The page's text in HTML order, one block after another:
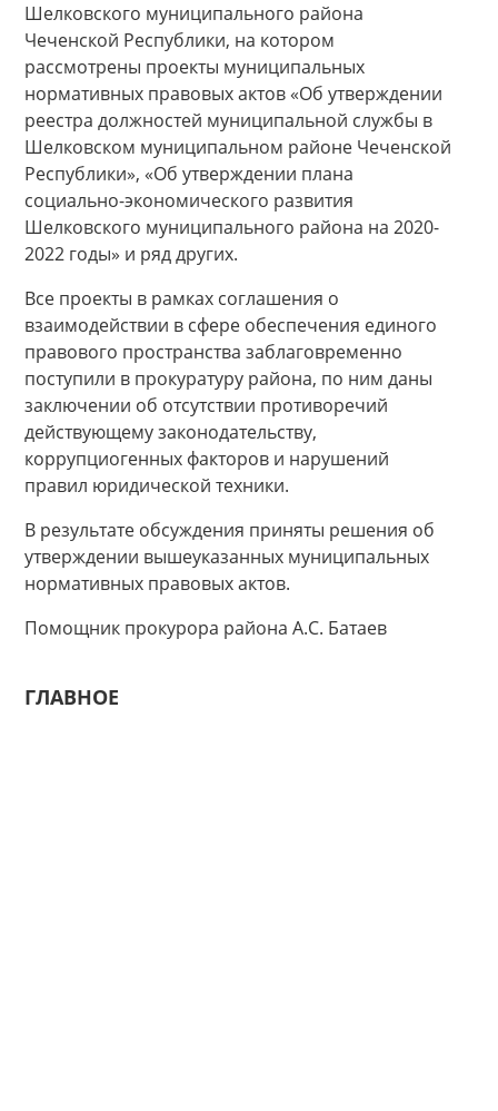
Шелковского муниципального района
Чеченской Республики, на котором
рассмотрены проекты муниципальных
нормативных правовых актов «Об утверждении
реестра должностей муниципальной службы в
Шелковском муниципальном районе Чеченской
Республики», «Об утверждении плана
социально-экономического развития
Шелковского муниципального района на 2020-
2022 годы» и ряд других.
Все проекты в рамках соглашения о
взаимодействии в сфере обеспечения единого
правового пространства заблаговременно
поступили в прокуратуру района, по ним даны
заключении об отсутствии противоречий
действующему законодательству,
коррупциогенных факторов и нарушений
правил юридической техники.
В результате обсуждения приняты решения об
утверждении вышеуказанных муниципальных
нормативных правовых актов.
Помощник прокурора района А.С. Батаев
ГЛАВНОЕ